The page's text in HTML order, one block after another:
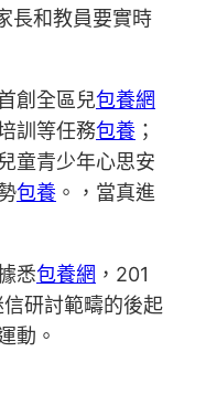
長和教員要實時
創全區兒包養網
訓等任務包養 ；
童青少年心思安
包養 。，當真進
悉包養網 ，201
研討範疇的後起
動。